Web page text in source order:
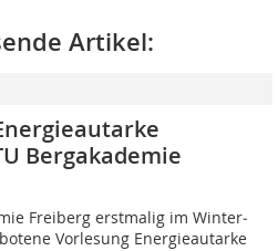
Artikel:
Bergakademie
Freiberg erstmalig im Winter­
Vorlesung Energieautarke